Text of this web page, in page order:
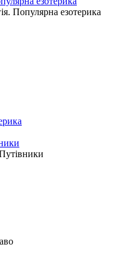
Популярна езотерика